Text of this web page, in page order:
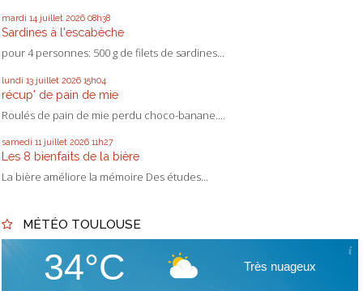
mardi 14 juillet 2026 08h38
Sardines à l'escabèche
pour 4 personnes: 500 g de filets de sardines...
lundi 13 juillet 2026 15h04
récup' de pain de mie
Roulés de pain de mie perdu choco-banane....
samedi 11 juillet 2026 11h27
Les 8 bienfaits de la bière
La bière améliore la mémoire Des études...
MÉTÉO TOULOUSE
34°C Très nuageux